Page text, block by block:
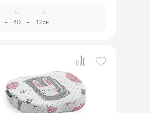
-
Д.
40 -
В.
13 см.
1